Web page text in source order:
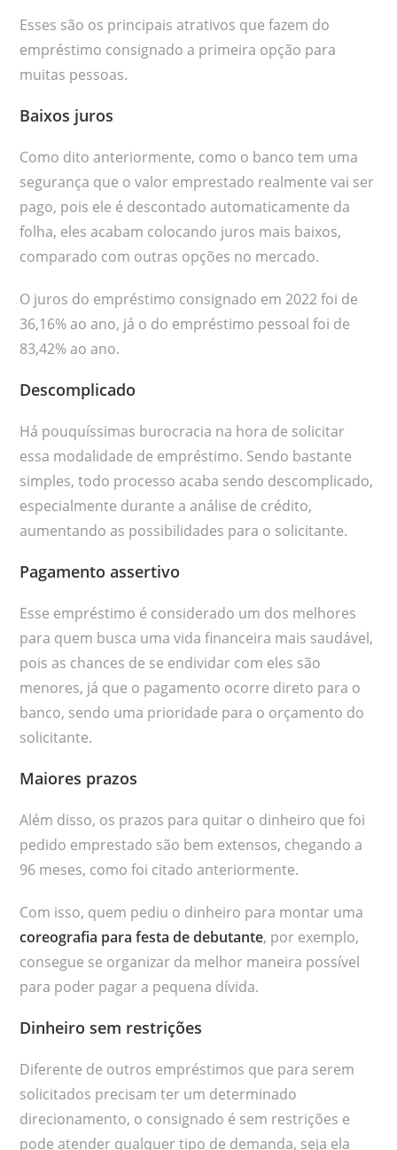
Esses são os principais atrativos que fazem do
empréstimo consignado a primeira opção para
muitas pessoas.
Baixos juros
Como dito anteriormente, como o banco tem uma
segurança que o valor emprestado realmente vai ser
pago, pois ele é descontado automaticamente da
folha, eles acabam colocando juros mais baixos,
comparado com outras opções no mercado.
O juros do empréstimo consignado em 2022 foi de
36,16% ao ano, já o do empréstimo pessoal foi de
83,42% ao ano.
Descomplicado
Há pouquíssimas burocracia na hora de solicitar
essa modalidade de empréstimo. Sendo bastante
simples, todo processo acaba sendo descomplicado,
especialmente durante a análise de crédito,
aumentando as possibilidades para o solicitante.
Pagamento assertivo
Esse empréstimo é considerado um dos melhores
para quem busca uma vida financeira mais saudável,
pois as chances de se endividar com eles são
menores, já que o pagamento ocorre direto para o
banco, sendo uma prioridade para o orçamento do
solicitante.
Maiores prazos
Além disso, os prazos para quitar o dinheiro que foi
pedido emprestado são bem extensos, chegando a
96 meses, como foi citado anteriormente.
Com isso, quem pediu o dinheiro para montar uma
coreografia para festa de debutante, por exemplo,
consegue se organizar da melhor maneira possível
para poder pagar a pequena dívida.
Dinheiro sem restrições
Diferente de outros empréstimos que para serem
solicitados precisam ter um determinado
direcionamento, o consignado é sem restrições e
pode atender qualquer tipo de demanda, seja ela